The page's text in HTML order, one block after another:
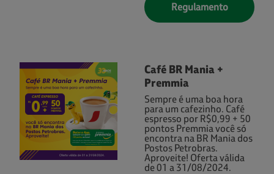
Regulamento
Café BR Mania +
Premmia
Sempre é uma boa hora
para um cafezinho. Café
espresso por R$0,99 + 50
pontos Premmia você só
encontra na BR Mania dos
Postos Petrobras.
Aproveite! Oferta válida
de 01 a 31/08/2024.